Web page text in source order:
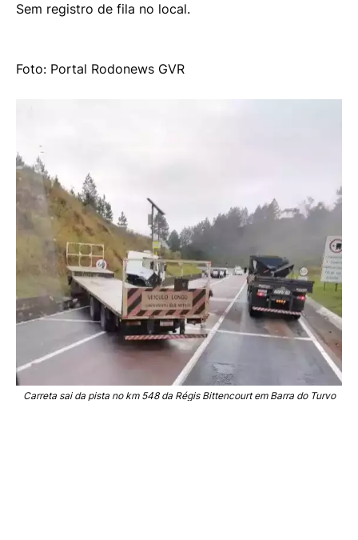
Sem registro de fila no local.
Foto: Portal Rodonews GVR
Carreta sai da pista no km 548 da Régis Bittencourt em Barra do Turvo